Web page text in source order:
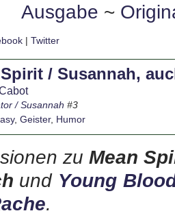
Ausgabe ~
| Twitter
/ Susannah,
/ Susannah #3
, Geister, Humor
zu Mean
und Young
.